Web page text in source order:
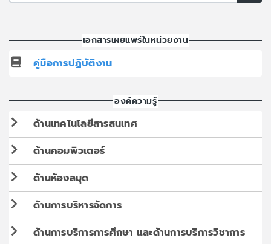
เอกสารเผยแพร่ในหน่วยงาน
คู่มือการปฏิบัติงาน
องค์ความรู้
ด้านเทคโนโลยีสารสนเทศ
ด้านคอมพิวเตอร์
ด้านห้องสมุด
ด้านการบริหารจัดการ
ด้านการบริการการศึกษา และด้านการบริการวิชาการ